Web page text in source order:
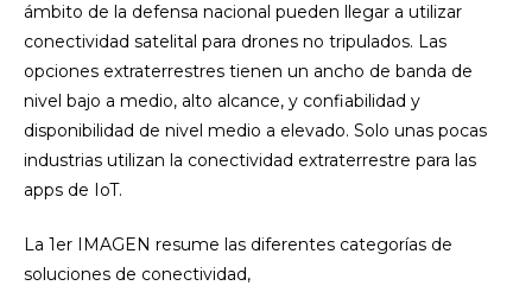
ámbito de la defensa nacional pueden llegar a utilizar
conectividad satelital para drones no tripulados. Las
opciones extraterrestres tienen un ancho de banda de
nivel bajo a medio, alto alcance, y confiabilidad y
disponibilidad de nivel medio a elevado. Solo unas pocas
industrias utilizan la conectividad extraterrestre para las
apps de IoT.
La 1er IMAGEN resume las diferentes categorías de
soluciones de conectividad,